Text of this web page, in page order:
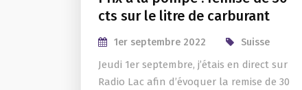
cts sur le litre de carburant
1er septembre 2022 Suisse
Jeudi 1er septembre, j’étais en direct sur
Radio Lac afin d’évoquer la remise de 30